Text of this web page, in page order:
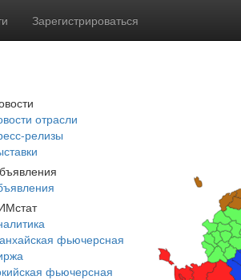
Зарегистрироваться
отрасли
релизы
фьючерсная
фьючерсная